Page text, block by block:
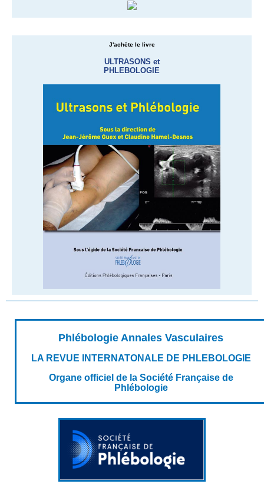
J'achète le livre
ULTRASONS et
PHLEBOLOGIE
Phlébologie Annales Vasculaires
LA REVUE INTERNATONALE DE PHLEBOLOGIE
Organe officiel de la Société Française de
Phlébologie